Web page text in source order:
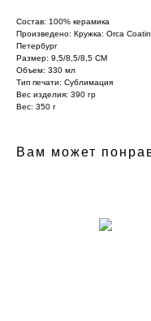
Состав: 100% керамика
Произведено: Кружка: Orca
Петербург
Размер: 9,5/8,5/8,5 СМ
Объем: 330 мл
Тип печати: Сублимация
Вес изделия: 390 гр
Вес: 350 г
Вам может